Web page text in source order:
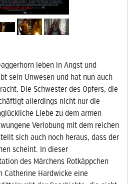
leben in Angst und
sein Unwesen und hat nun auch
Die Schwester des Opfers, die
allerdings nicht nur die
Liebe zu dem armen
Verlobung mit dem reichen
sich auch noch heraus, dass der
scheint. In dieser
des Märchens Rotkäppchen
Catherine Hardwicke eine